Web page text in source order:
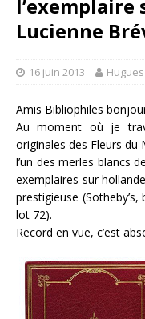
l’exemplaire
Lucienne
16 juin 2013 Hugues
Amis Bibliophiles
Au moment où je
originales des Fleurs du
l’un des merles blancs
exemplaires sur
prestigieuse
lot 72).
Record en vue, c’est